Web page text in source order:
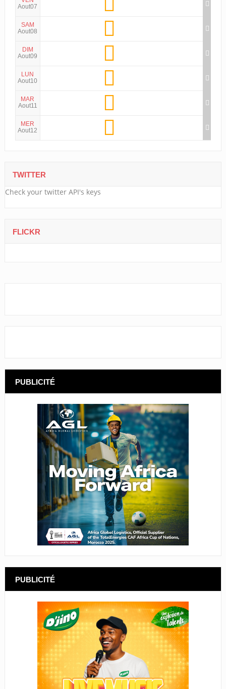
Aout07
SAM
Aout08
DIM
Aout09
LUN
Aout10
MAR
Aout11
MER
Aout12
TWITTER
Check your twitter API's keys
FLICKR
PUBLICITÉ
PUBLICITÉ